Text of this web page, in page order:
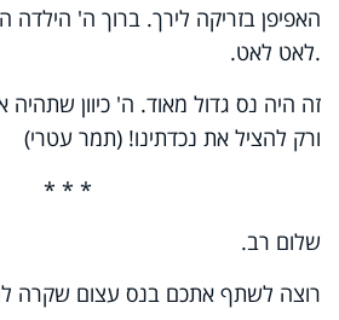
האפיפן בזריקה לירך. ברוך ה'
.לאט לאט.
זה היה נס גדול מאוד. ה' כיוון שתהיה
ורק להציל את נכדתינו! (תמר עטרי)
* * *
שלום רב.
רוצה לשתף אתכם בנס עצום שקרה